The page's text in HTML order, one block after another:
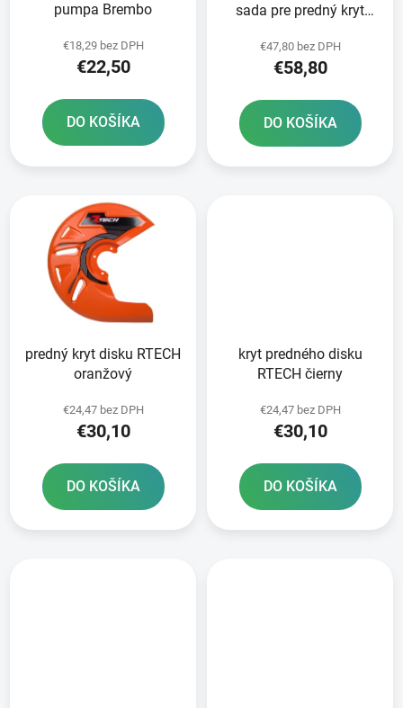
pumpa Brembo
€18,29 bez DPH
€22,50
DO KOŠÍKA
sada pre predný kryt
€47,80 bez DPH
€58,80
DO KOŠÍKA
predný kryt disku RTECH
oranžový
€24,47 bez DPH
€30,10
DO KOŠÍKA
kryt predného disku
RTECH čierny
€24,47 bez DPH
€30,10
DO KOŠÍKA